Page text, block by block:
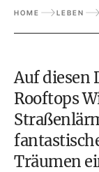
HOME LEBEN
Auf diesen
Rooftops
Träumen